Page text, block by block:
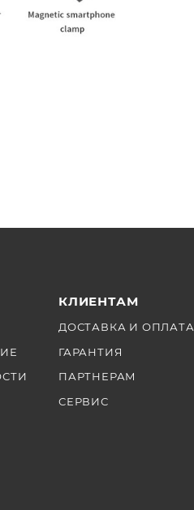
КЛИЕНТАМ
ДОСТАВКА И ОПЛАТА
ГАРАНТИЯ
ПАРТНЕРАМ
СЕРВИС